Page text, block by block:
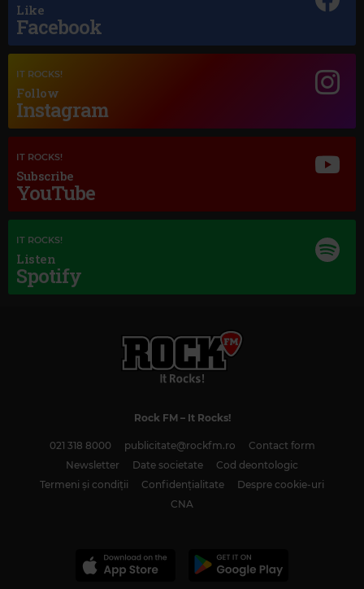
DIANA KRALL HOW DEEP IS THE OCEAN AUDIO
JOSEPH HAYDN
SYMPHONY NO. 92 IN G MAJOR, HOB. 1:92 "OXFORD
SYMPHONY": I. ADAGIO - ALLEGRO SPIRITOSO
Like
Facebook
IT ROCKS!
Follow
Instagram
IT ROCKS!
Subscribe
YouTube
IT ROCKS!
Listen
Spotify
Rock FM– It Rocks!
021 318 8000 publicitate@rockfm.ro
Contact form
Newsletter
Date societate
Cod deontologic
Termeni și condiții
Confidențialitate
Despre cookie-uri
CNA